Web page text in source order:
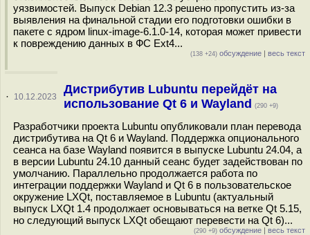
уязвимостей. Выпуск Debian 12.3 решено пропустить из-за
выявления на финальной стадии его подготовки ошибки в
пакете с ядром linux-image-6.1.0-14, которая может привести
к повреждению данных в ФС Ext4...
(138 +24) обсуждение | весь текст
· 10.12.2023
Дистрибутив Lubuntu перейдёт на
использование Qt 6 и Wayland
(290 +9)
Разработчики проекта Lubuntu опубликовали план перевода
дистрибутива на Qt 6 и Wayland. Поддержка опционального
сеанса на базе Wayland появится в выпуске Lubuntu 24.04, а
в версии Lubuntu 24.10 данный сеанс будет задействован по
умолчанию. Параллельно продолжается работа по
интеграции поддержки Wayland и Qt 6 в пользовательское
окружение LXQt, поставляемое в Lubuntu (актуальный
выпуск LXQt 1.4 продолжает основываться на ветке Qt 5.15,
но следующий выпуск LXQt обещают перевести на Qt 6)...
(290 +9) обсуждение | весь текст